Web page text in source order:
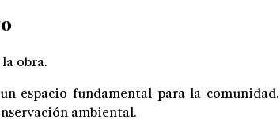
obra.
espacio fundamental para la comunidad.
ambiental.